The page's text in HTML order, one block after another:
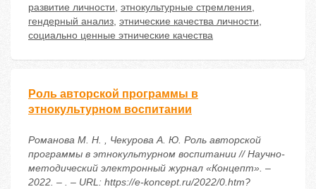
развитие личности, этнокультурные стремления,
гендерный анализ, этнические качества личности,
социально ценные этнические качества
Роль авторской программы в
этнокультурном воспитании
Романова М. Н. , Чекурова А. Ю. Роль авторской
программы в этнокультурном воспитании // Научно-
методический электронный журнал «Концепт». –
2022. – . – URL: https://e-koncept.ru/2022/0.htm?